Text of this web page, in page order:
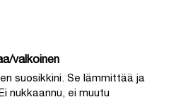
valkoinen
suosikkini. Se lämmittää ja
nukkaannu, ei muutu